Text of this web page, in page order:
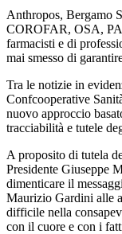
Anthropos, Bergamo
COROFAR, OSA,
farmacisti e di
mai smesso di
Tra le notizie in
Confcooperative
nuovo approccio
tracciabilità e tutele
A proposito di tutela
Presidente Giuseppe
dimenticare il
Maurizio Gardini alle
difficile nella
con il cuore e con i